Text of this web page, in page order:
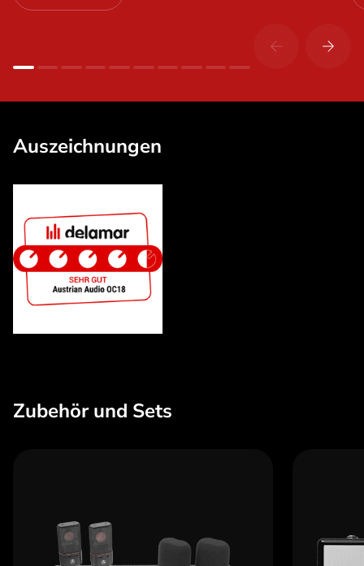
Auszeichnungen
Zubehör und Sets